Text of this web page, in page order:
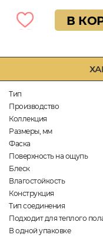
Тип
Производство
Коллекция
Размеры, мм
Фаска
Поверхность на ощупь
Блеск
Влагостойкость
Конструкция
Тип соединения
Подходит для теплого
В одной упаковке
В